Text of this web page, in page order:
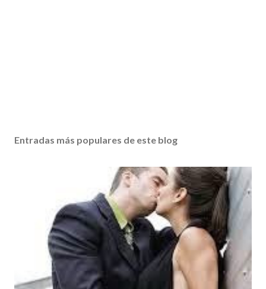
Entradas más populares de este blog